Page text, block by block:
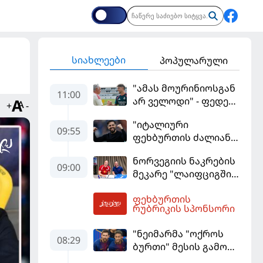
+ -
სიახლეები პოპულარული
11:00
"ამას მოურინიოსგან
არ ველოდი" - ფედე
09:55
"იტალიური
ფეხბურთის ძალიან
ფაბრეგასი
09:00
ნორვეგიის ნაკრების
მეკარე "ლაიფციგში"
ფეხბურთის
რუბრიკის სპონსორი
08:29
"ნეიმარმა "ოქროს
ბურთი" მესის გამო